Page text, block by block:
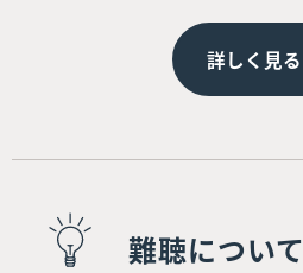
詳しく見る
難聴について